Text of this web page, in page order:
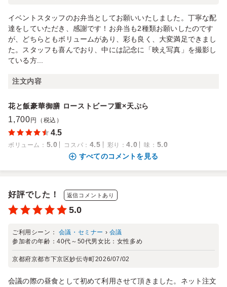
イベントスタッフのお弁当としてお願いいたしました。丁寧な配
達をしていただき、感謝です！お弁当も2種類お願いしたのです
が、どちらともボリュームがあり、彩も良く、大変満足できまし
た。スタッフも喜んでおり、中には記念に「映え写真」を撮影し
ている方...
注文内容
花と飯豪華御膳 ローストビーフ重×天ぷら
1,700 円（税込）
4.5
ボリューム ： 5.0 コスパ ： 4.5 彩り ：4.0 味 ： 5.0
すべてのコメントを見る
好評でした！ 返信コメントあり
5.0
ご利用シーン： 会議・セミナー › 会議
参加者の年齢：40代～50代男女比： 女性多め
京都府京都市下京区妙伝寺町2026/07/02
会議の際の昼食として初めて利用させて頂きました。ネット注文